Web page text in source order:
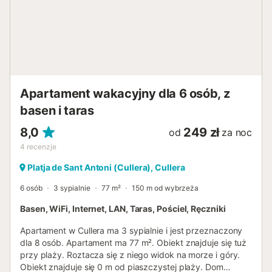
Apartament wakacyjny dla 6 osób, z
basen i taras
8,0
4 recenzje
od 249 zł za noc
Platja de Sant Antoni (Cullera), Cullera
6 osób 3 sypialnie 77 m² 150 m od wybrzeża
Basen, WiFi, Internet, LAN, Taras, Pościel, Ręczniki
Apartament w Cullera ma 3 sypialnie i jest przeznaczony
dla 8 osób. Apartament ma 77 m². Obiekt znajduje się tuż
przy plaży. Roztacza się z niego widok na morze i góry.
Obiekt znajduje się 0 m od piaszczystej plaży. Dom